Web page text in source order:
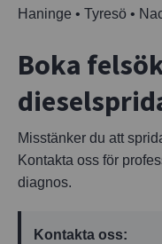
Haninge • Tyresö •
Boka
Misstänker du att
Kontakta oss för
diagnos.
Kontakta oss: